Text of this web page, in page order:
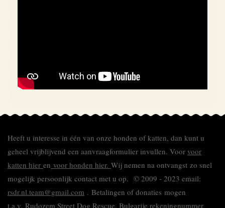
Heeft u interesse in één van onze honden of katten, dan kunt u
geheel vrijblijvend een aanvraagformulier invullen. Voor voor
katten hier en voor honden hier. Wij nemen na ontvangst zo snel
mogelijk persoonlijk contact met u op. © 2009 - 2023 email:
rsdr.nl.team@gmail.com . Betalingen of donaties mogen
t.a.v. Rudozem Street Dog Rescue, Bulgarije rekeningnummer